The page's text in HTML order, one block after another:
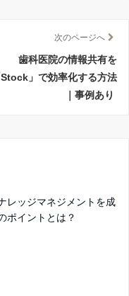
次のページへ
歯科医院の情報共有を
Stock」で効率化する方法
｜事例あり
レッジマネジメントを成
ポイントとは？